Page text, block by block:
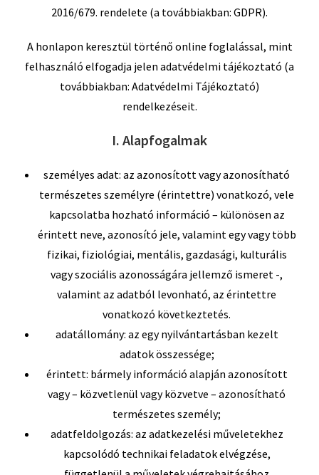
2016/679. rendelete (a továbbiakban: GDPR).
A honlapon keresztül történő online foglalással, mint
felhasználó elfogadja jelen adatvédelmi tájékoztató (a
továbbiakban: Adatvédelmi Tájékoztató)
rendelkezéseit.
I. Alapfogalmak
személyes adat: az azonosított vagy azonosítható
természetes személyre (érintettre) vonatkozó, vele
kapcsolatba hozható információ – különösen az
érintett neve, azonosító jele, valamint egy vagy több
fizikai, fiziológiai, mentális, gazdasági, kulturális
vagy szociális azonosságára jellemző ismeret -,
valamint az adatból levonható, az érintettre
vonatkozó következtetés.
adatállomány: az egy nyilvántartásban kezelt
adatok összessége;
érintett: bármely információ alapján azonosított
vagy – közvetlenül vagy közvetve – azonosítható
természetes személy;
adatfeldolgozás: az adatkezelési műveletekhez
kapcsolódó technikai feladatok elvégzése,